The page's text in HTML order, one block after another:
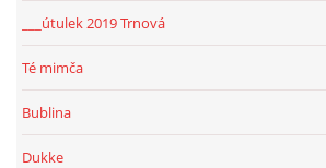
___útulek 2019 Trnová
Té mimča
Bublina
Dukke